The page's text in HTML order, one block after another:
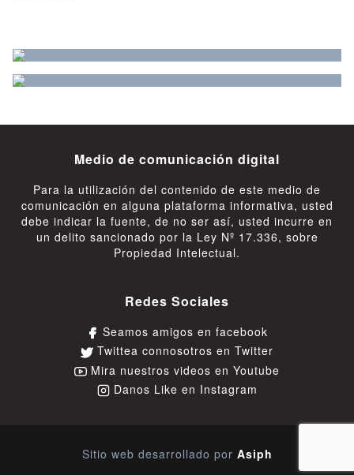
Medio de comunicación digital
Para la utilización del contenido de este medio de
comunicación en alguna plataforma informativa, usted
debe indicar la fuente, de no ser así, usted incurre en
un delito sancionado por la Ley Nº 17.336, sobre
Propiedad Intelectual.
Redes Sociales
Seamos amigos en facebook
Twittea connosotros en Twitter
Mira nuestros videos en Youtube
Danos Like en Instagram
Sitio web desarrollado por Asiph